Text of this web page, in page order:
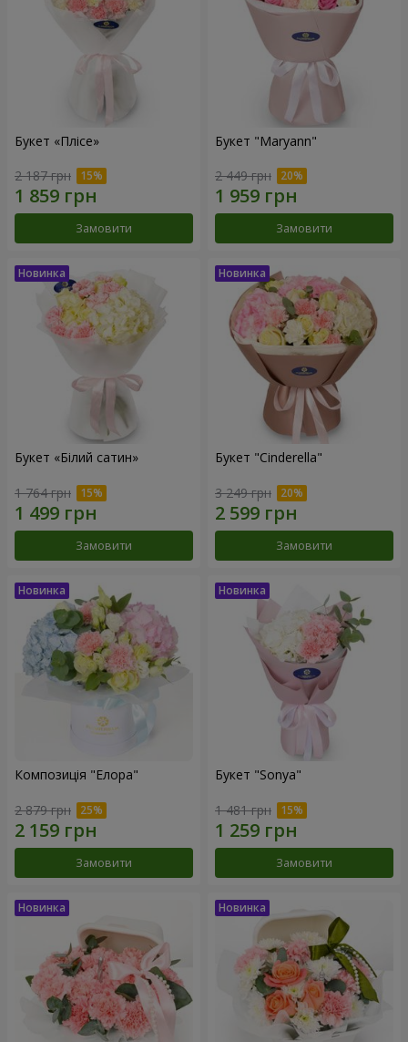
Букет «Плісе»
2 187 грн
Замовити
Букет "Maryann"
2 449 грн
Замовити
Букет «Білий сатин»
1 764 грн
Замовити
Букет "Cinderella"
3 249 грн
Замовити
Композиція "Елора"
2 879 грн
Замовити
Букет "Sonya"
1 481 грн
Замовити